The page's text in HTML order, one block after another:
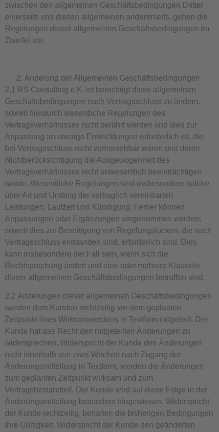
zwischen den allgemeinen Geschäftsbedingungen Dritter
einerseits und diesen allgemeinen andererseits, gehen die
Regelungen dieser allgemeinen Geschäftsbedingungen im
Zweifel vor.
Änderung der Allgemeinen Geschäftsbedingungen
2.1 RS Consulting e.K. ist berechtigt diese allgemeinen
Geschäftsbedingungen nach Vertragsschluss zu ändern,
soweit hierdurch wesentliche Regelungen des
Vertragsverhältnisses nicht berührt werden und dies zur
Anpassung an etwaige Entwicklungen erforderlich ist, die
bei Vertragsschluss nicht vorhersehbar waren und deren
Nichtberücksichtigung die Ausgewogenheit des
Vertragsverhältnisses nicht unwesentlich beeinträchtigen
würde. Wesentliche Regelungen sind insbesondere solche
über Art und Umfang der vertraglich vereinbarten
Leistungen, Laufzeit und Kündigung. Ferner können
Anpassungen oder Ergänzungen vorgenommen werden,
soweit dies zur Beseitigung von Regelungslücken, die nach
Vertragsschluss entstanden sind, erforderlich sind. Dies
kann insbesondere der Fall sein, wenn sich die
Rechtsprechung ändert und eine oder mehrere Klauseln
dieser allgemeinen Geschäftsbedingungen betroffen sind.
2.2 Änderungen dieser allgemeinen Geschäftsbedingungen
werden dem Kunden rechtzeitig vor dem geplanten
Zeitpunkt ihres Wirksamwerdens in Textform mitgeteilt. Der
Kunde hat das Recht den mitgeteilten Änderungen zu
widersprechen. Widerspricht der Kunde den Änderungen
nicht innerhalb von zwei Wochen nach Zugang der
Änderungsmitteilung in Textform, werden die Änderungen
zum geplanten Zeitpunkt wirksam und zum
Vertragsbestandteil. Der Kunde wird auf diese Folge in der
Änderungsmitteilung besonders hingewiesen. Widerspricht
der Kunde rechtzeitig, behalten die bisherigen Bedingungen
ihre Gültigkeit. Widerspricht der Kunde den geänderten